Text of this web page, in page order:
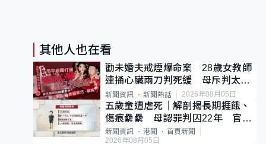
其他人也在看
勸未婚夫戒煙爆命案 28歲女教師
連捅心臟兩刀判死緩 母斥判太重
已上訴
新聞資訊 新聞熱話 2026年08月05日
五歲童遭虐死｜解剖揭長期捱餓、
傷痕纍纍 母認罪判囚22年 官斥
冷血：同類案最惡劣
新聞資訊 港聞
首頁新聞
2026年08月05日